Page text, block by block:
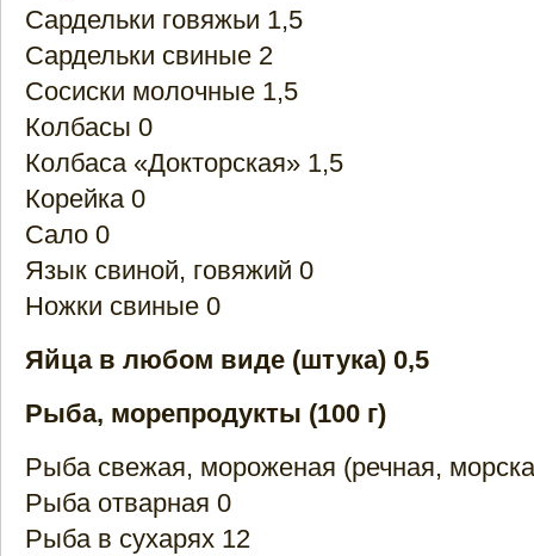
Сардельки говяжьи 1,5
Сардельки свиные 2
Сосиски молочные 1,5
Колбасы 0
Колбаса «Докторская» 1,5
Корейка 0
Сало 0
Язык свиной, говяжий 0
Ножки свиные 0
Яйца в любом виде (штука) 0,5
Рыба, морепродукты (100 г)
Рыба свежая, мороженая (речная,
Рыба отварная 0
Рыба в сухарях 12